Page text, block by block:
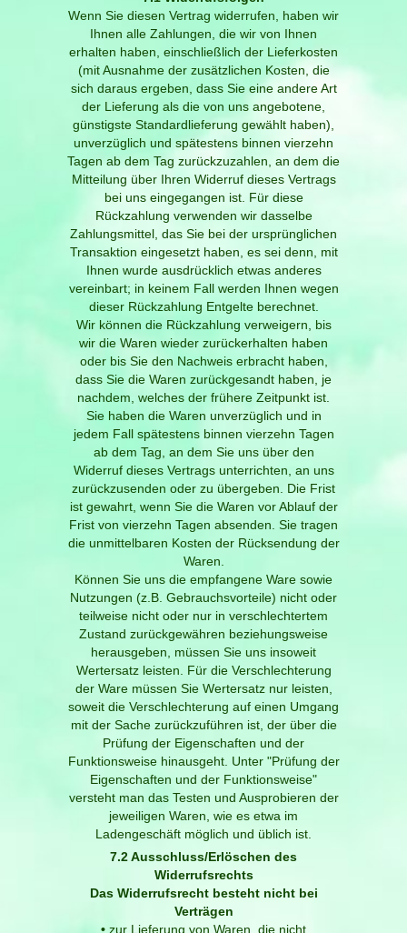
Wenn Sie diesen Vertrag widerrufen, haben wir
Ihnen alle Zahlungen, die wir von Ihnen
erhalten haben, einschließlich der Lieferkosten
(mit Ausnahme der zusätzlichen Kosten, die
sich daraus ergeben, dass Sie eine andere Art
der Lieferung als die von uns angebotene,
günstigste Standardlieferung gewählt haben),
unverzüglich und spätestens binnen vierzehn
Tagen ab dem Tag zurückzuzahlen, an dem die
Mitteilung über Ihren Widerruf dieses Vertrags
bei uns eingegangen ist. Für diese
Rückzahlung verwenden wir dasselbe
Zahlungsmittel, das Sie bei der ursprünglichen
Transaktion eingesetzt haben, es sei denn, mit
Ihnen wurde ausdrücklich etwas anderes
vereinbart; in keinem Fall werden Ihnen wegen
dieser Rückzahlung Entgelte berechnet.
Wir können die Rückzahlung verweigern, bis
wir die Waren wieder zurückerhalten haben
oder bis Sie den Nachweis erbracht haben,
dass Sie die Waren zurückgesandt haben, je
nachdem, welches der frühere Zeitpunkt ist.
Sie haben die Waren unverzüglich und in
jedem Fall spätestens binnen vierzehn Tagen
ab dem Tag, an dem Sie uns über den
Widerruf dieses Vertrags unterrichten, an uns
zurückzusenden oder zu übergeben. Die Frist
ist gewahrt, wenn Sie die Waren vor Ablauf der
Frist von vierzehn Tagen absenden. Sie tragen
die unmittelbaren Kosten der Rücksendung der
Waren.
Können Sie uns die empfangene Ware sowie
Nutzungen (z.B. Gebrauchsvorteile) nicht oder
teilweise nicht oder nur in verschlechtertem
Zustand zurückgewähren beziehungsweise
herausgeben, müssen Sie uns insoweit
Wertersatz leisten. Für die Verschlechterung
der Ware müssen Sie Wertersatz nur leisten,
soweit die Verschlechterung auf einen Umgang
mit der Sache zurückzuführen ist, der über die
Prüfung der Eigenschaften und der
Funktionsweise hinausgeht. Unter "Prüfung der
Eigenschaften und der Funktionsweise"
versteht man das Testen und Ausprobieren der
jeweiligen Waren, wie es etwa im
Ladengeschäft möglich und üblich ist.
7.2 Ausschluss/Erlöschen des
Widerrufsrechts
Das Widerrufsrecht besteht nicht bei
Verträgen
• zur Lieferung von Waren, die nicht